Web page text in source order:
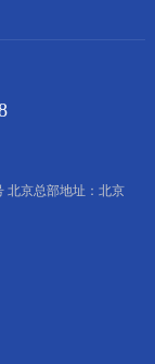
北京总部地址：北京